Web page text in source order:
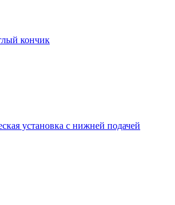
кончик
установка с нижней подачей